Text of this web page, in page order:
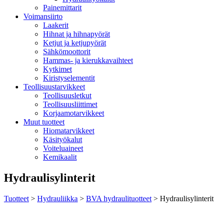
Painemittarit
Voimansiirto
Laakerit
Hihnat ja hihnapyörät
Ketjut ja ketjupyörät
Sähkömoottorit
Hammas- ja kierukkavaihteet
Kytkimet
Kiristyselementit
Teollisuustarvikkeet
Teollisuusletkut
Teollisuusliittimet
Korjaamotarvikkeet
Muut tuotteet
Hiomatarvikkeet
Käsityökalut
Voiteluaineet
Kemikaalit
Hydraulisylinterit
Tuotteet > Hydrauliikka > BVA hydraulituotteet > Hydraulisylinterit